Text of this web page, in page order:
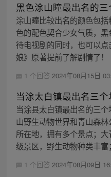
黑色涂山瞳最出名的三
涂山瞳比较出名的颜色包
色的配色契合少女气质，
待电视剧的同时，也可以
娘》原著提前了解剧情了！
1 个回答 2024年08月15日
当涂太白镇最出名三个
当涂县太白镇最出名的三
山野生动物世界和青山森
所在地，拥有多个景点；
级景区，野生动物种类丰
1 个回答 2024年08月09日